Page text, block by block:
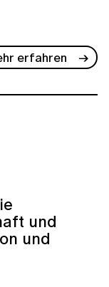
erfahren
und
und